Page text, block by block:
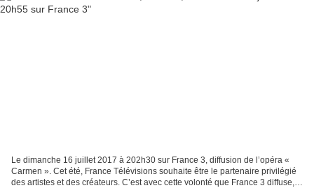
Le dimanche 16 juillet 2017 à 202h30 sur France 3, diffusion de l’opéra «
Carmen ». Cet été, France Télévisions souhaite être le partenaire privilégié
des artistes et des créateurs. C’est avec cette volonté que France 3 diffuse,